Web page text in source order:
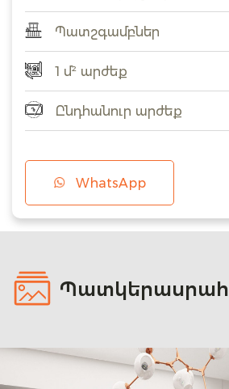
Պատշգամբներ
1 մ² արժեք
Ընդհանուր արժեք
WhatsApp
Պատկերասրահ